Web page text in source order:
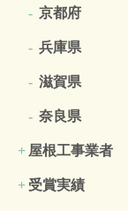
京都府
兵庫県
滋賀県
奈良県
屋根工事業者
受賞実績